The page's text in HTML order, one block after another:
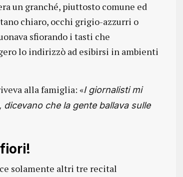
un granché, piuttosto comune ed
chiaro, occhi grigio-azzurri o
sfiorando i tasti che
lo indirizzò ad esibirsi in ambienti
alla famiglia: «I giornalisti mi
che la gente ballava sulle
solamente altri tre recital